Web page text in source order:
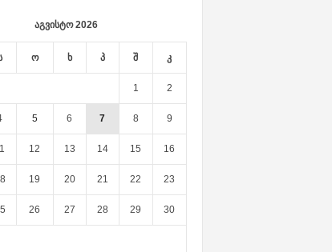
აგვისტო 2026
ო ხ პ შ კ
1 2
5 6 7 8 9
12 13 14 15 16
19 20 21 22 23
26 27 28 29 30